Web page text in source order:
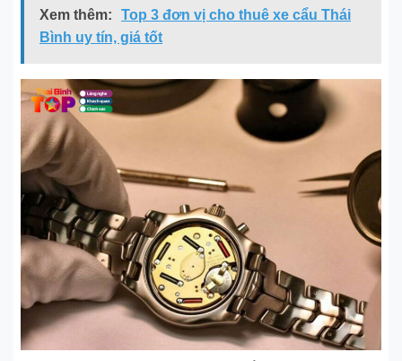
Xem thêm:
Top 3 đơn vị cho thuê xe cẩu Thái
Bình uy tín, giá tốt